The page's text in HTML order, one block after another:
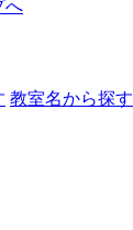
へ
教室名から探す